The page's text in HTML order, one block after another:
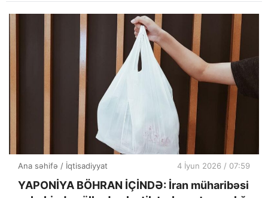
Ana səhifə / İqtisadiyyat 4 İyun 2026 / 07:59
YAPONİYA BÖHRAN İÇİNDƏ: İran müharibəsi